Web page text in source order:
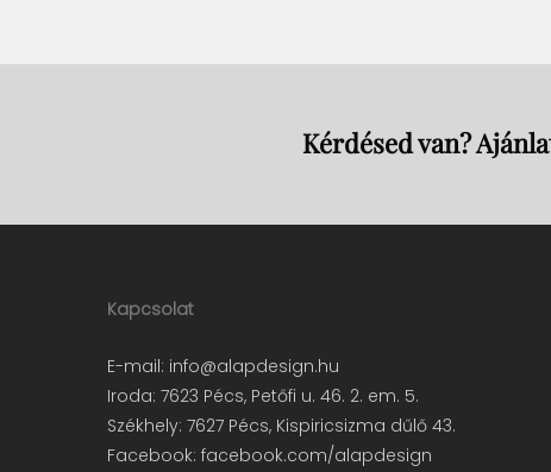
Kérdésed van?
Kapcsolat
E-mail: info@alapdesign.hu
Iroda: 7623 Pécs, Petőfi u. 46. 2. em. 5.
Székhely: 7627 Pécs, Kispiricsizma dűlő 43.
Facebook: facebook.com/alapdesign